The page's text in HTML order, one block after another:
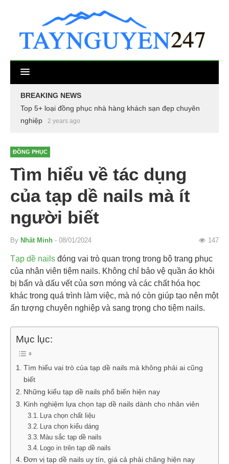
BREAKING NEWS
Top 5+ loại đồng phục nhà hàng khách sạn đẹp chuyên
nghiệp
2 years ago
ĐỒNG PHỤC
Tìm hiểu về tác dụng
của tạp dề nails mà ít
người biết
By Nhất Minh - 08/01/2024 147
Tạp dề nails đóng vai trò quan trọng trong bộ trang phục
của nhân viên tiệm nails. Không chỉ bảo vệ quần áo khỏi
bị bẩn và dấu vết của sơn móng và các chất hóa học
khác trong quá trình làm việc, mà nó còn giúp tạo nên một
ấn tượng chuyên nghiệp và sang trọng cho tiệm nails.
Mục lục:
Tìm hiểu vai trò của tạp dề nails mà không phải ai cũng
biết
Những kiểu tạp dề nails phổ biến hiện nay
Kinh nghiệm lựa chọn tạp dề nails dành cho nhân viên
Lựa chọn chất liệu
Lựa chọn kiểu dáng
Màu sắc tạp dề nails
Logo in trên tạp dề nails
Đơn vị tạp dề nails uy tín, giá cả phải chăng hiện nay